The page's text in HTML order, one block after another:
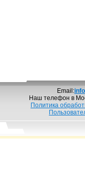
Email:
Наш телефон в
Политика